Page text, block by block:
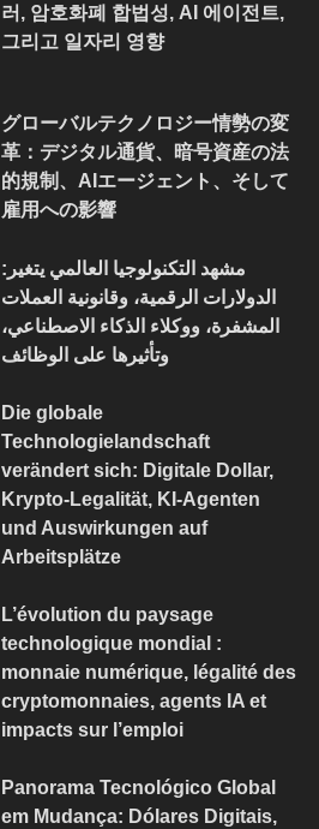
러, 암호화폐 합법성, AI 에이전트,
그리고 일자리 영향
グローバルテクノロジー情勢の変
革：デジタル通貨、暗号資産の法
的規制、AIエージェント、そして
雇用への影響
مشهد التكنولوجيا العالمي يتغير:
الدولارات الرقمية، وقانونية العملات
المشفرة، ووكلاء الذكاء الاصطناعي،
وتأثيرها على الوظائف
Die globale
Technologielandschaft
verändert sich: Digitale Dollar,
Krypto-Legalität, KI-Agenten
und Auswirkungen auf
Arbeitsplätze
L’évolution du paysage
technologique mondial :
monnaie numérique, légalité des
cryptomonnaies, agents IA et
impacts sur l’emploi
Panorama Tecnológico Global
em Mudança: Dólares Digitais,